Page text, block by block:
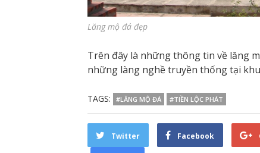
Lăng mộ đá đẹp
Trên đây là những thông tin về lăng
những làng nghề truyền thống tại
TAGS: #LĂNG MỘ ĐÁ #TIỀN LỘC PHÁT
Twitter Facebook